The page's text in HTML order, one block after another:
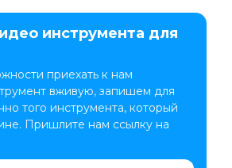
инструмента для
приехать к нам
вживую, запишем для
того инструмента, который
Пришлите нам ссылку на